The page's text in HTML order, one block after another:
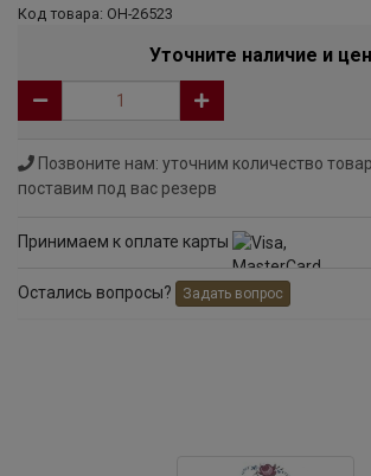
Код товара: ОН-26523
Уточните наличие и
Позвоните нам: уточним количество
поставим под вас резерв
Принимаем к оплате карты
Остались вопросы? Задать вопрос